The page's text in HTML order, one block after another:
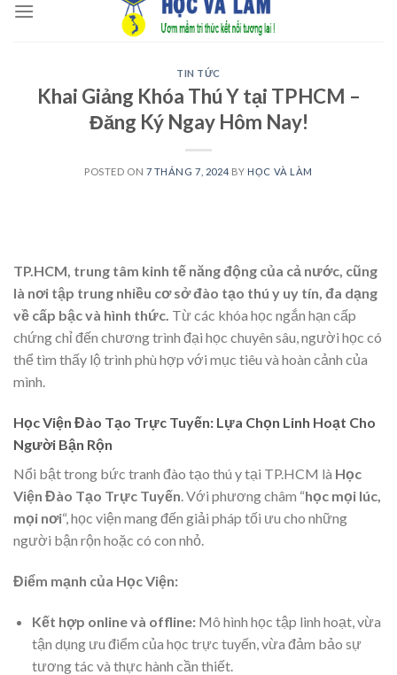
TIN TỨC
Khai Giảng Khóa Thú Y tại TPHCM –
Đăng Ký Ngay Hôm Nay!
POSTED ON 7 THÁNG 7, 2024 BY HỌC VÀ LÀM
TP.HCM, trung tâm kinh tế năng động của cả nước, cũng
là nơi tập trung nhiều cơ sở đào tạo thú y uy tín, đa dạng
về cấp bậc và hình thức. Từ các khóa học ngắn hạn cấp
chứng chỉ đến chương trình đại học chuyên sâu, người học có
thể tìm thấy lộ trình phù hợp với mục tiêu và hoàn cảnh của
mình.
Học Viện Đào Tạo Trực Tuyến: Lựa Chọn Linh Hoạt Cho
Người Bận Rộn
Nổi bật trong bức tranh đào tạo thú y tại TP.HCM là Học
Viện Đào Tạo Trực Tuyến. Với phương châm “học mọi lúc,
mọi nơi“, học viện mang đến giải pháp tối ưu cho những
người bận rộn hoặc có con nhỏ.
Điểm mạnh của Học Viện:
Kết hợp online và offline:Mô hình học tập linh hoạt, vừa
tận dụng ưu điểm của học trực tuyến, vừa đảm bảo sự
tương tác và thực hành cần thiết.